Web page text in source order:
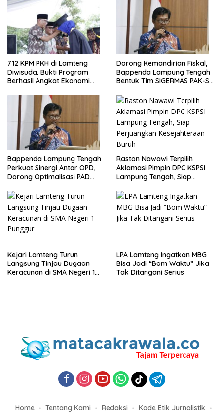
712 KPM PKH di Lamteng
Diwisuda, Bukti Program
Berhasil Angkat Ekonomi
Dorong Kemandirian Fiskal,
Bappenda Lampung Tengah
Bentuk Tim SIGERMAS PAK-SI
Bappenda Lampung Tengah
Perkuat Sinergi Antar OPD,
Dorong Optimalisasi PAD
Raston Nawawi Terpilih
Aklamasi Pimpin DPC KSPSI
Lampung Tengah, Siap
Buruh
Kejari Lamteng Turun
Langsung Tinjau Dugaan
Keracunan di SMA Negeri 1
LPA Lamteng Ingatkan MBG
Bisa Jadi “Bom Waktu” Jika
Tak Ditangani Serius
Home Tentang Kami Redaksi Kode Etik Jurnalistik